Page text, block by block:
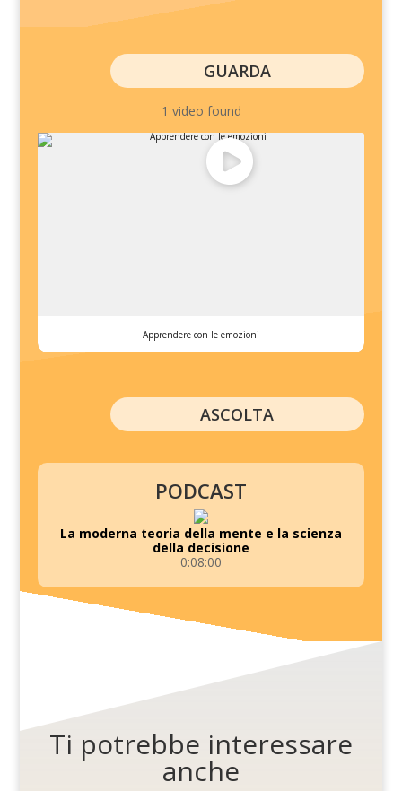
GUARDA
1 video found
Apprendere con le emozioni
ASCOLTA
PODCAST
La moderna teoria della mente e la scienza
della decisione
0:08:00
Ti potrebbe interessare
anche